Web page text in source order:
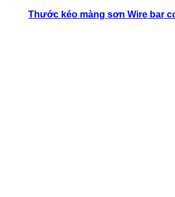
Thước kéo màng sơn Wire bar